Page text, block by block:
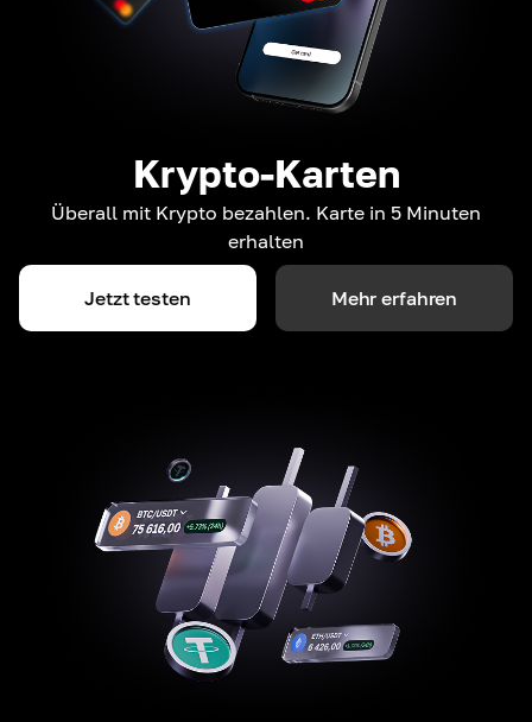
Krypto-Karten
Überall mit Krypto bezahlen. Karte in 5 Minuten
erhalten
Jetzt testen Mehr erfahren